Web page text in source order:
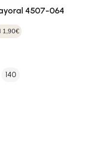
4507-064
1,90€
140